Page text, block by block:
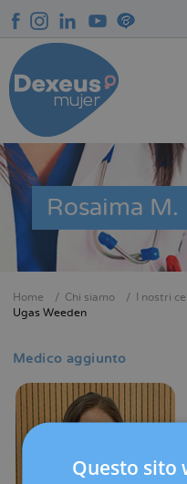
contenuto
principale
Rosaima M.
Briciole
pane
Home Chi siamo I nostri
Ugas Weeden
Medico aggiunto
Questo sito